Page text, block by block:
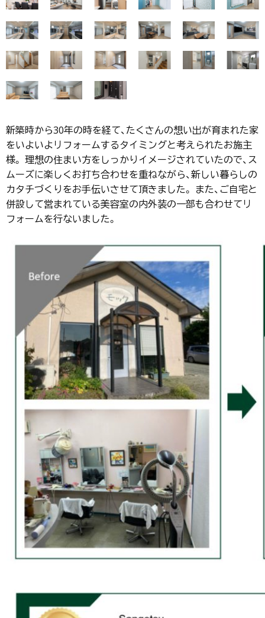
新築時から30年の時を経て、たくさんの想い出が育まれた家
をいよいよリフォームするタイミングと考えられたお施主
様。 理想の住まい方をしっかりイメージされていたので、ス
ムーズに楽しくお打ち合わせを重ねながら、新しい暮らしの
カタチづくりをお手伝いさせて頂きました。 また、ご自宅と
併設して営まれている美容室の内外装の一部も合わせてリ
フォームを行ないました。